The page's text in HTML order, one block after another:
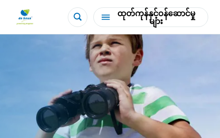
ထုတ်ကုန်နှင့်ဝန်ဆောင်မှု
များ